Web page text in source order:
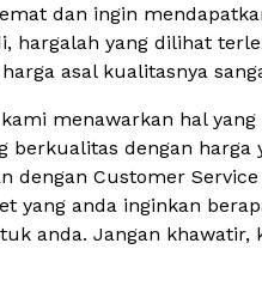
dan ingin
hargalah yang dilihat
asal kualitasnya
kami menawarkan hal
berkualitas dengan harga
dengan Customer
yang anda inginkan
anda. Jangan